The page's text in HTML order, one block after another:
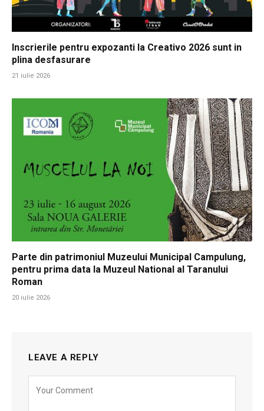
Inscrierile pentru expozanti la Creativo 2026 sunt in
plina desfasurare
21 iulie 2026
Parte din patrimoniul Muzeului Municipal Campulung,
pentru prima data la Muzeul National al Taranului
Roman
20 iulie 2026
LEAVE A REPLY